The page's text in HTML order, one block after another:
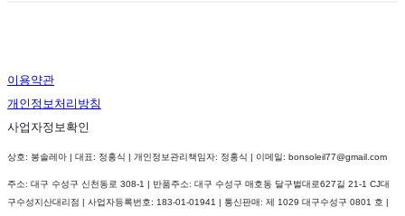
이용약관
개인정보처리방침
사업자정보확인
상호: 봉솔레아 | 대표: 정홍식 | 개인정보관리책임자: 정홍식 | 이메일: bonsoleil77@gmail.com
주소: 대구 수성구 신천동로 308-1 | 반품주소: 대구 수성구 매호동 달구벌대로627길 21-1 CJ대
구수성지산대리점 | 사업자등록번호: 183-01-01941 | 통신판매: 제 1029 대구수성구 0801 호 |